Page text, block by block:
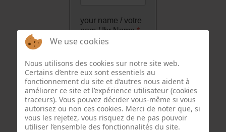
your name / votre
nom / Ihr Name*
subject / sujet /
Betreff *
message/
We use cookies
Nous utilisons des cookies sur notre site web.
Certains d’entre eux sont essentiels au
fonctionnement du site et d’autres nous aident à
améliorer ce site et l’expérience utilisateur (cookies
traceurs). Vous pouvez décider vous-même si vous
autorisez ou non ces cookies. Merci de noter que, si
vous les rejetez, vous risquez de ne pas pouvoir
utiliser l’ensemble des fonctionnalités du site.